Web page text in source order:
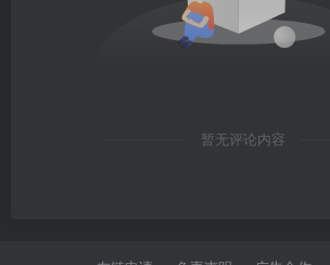
暂无评论内容